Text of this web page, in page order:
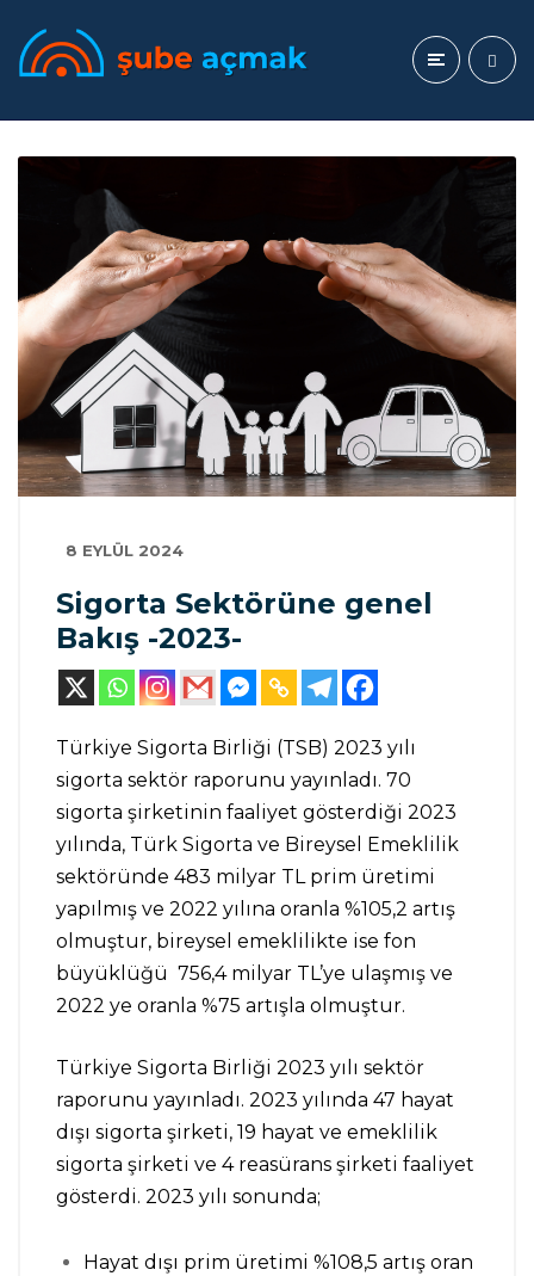
8 EYLÜL 2024
Sigorta Sektörüne genel
Bakış -2023-
Türkiye Sigorta Birliği (TSB) 2023 yılı
sigorta sektör raporunu yayınladı. 70
sigorta şirketinin faaliyet gösterdiği 2023
yılında, Türk Sigorta ve Bireysel Emeklilik
sektöründe 483 milyar TL prim üretimi
yapılmış ve 2022 yılına oranla %105,2 artış
olmuştur, bireysel emeklilikte ise fon
büyüklüğü 756,4 milyar TL’ye ulaşmış ve
2022 ye oranla %75 artışla olmuştur.
Türkiye Sigorta Birliği 2023 yılı sektör
raporunu yayınladı. 2023 yılında 47 hayat
dışı sigorta şirketi, 19 hayat ve emeklilik
sigorta şirketi ve 4 reasürans şirketi faaliyet
gösterdi. 2023 yılı sonunda;
Hayat dışı prim üretimi %108,5 artış oran